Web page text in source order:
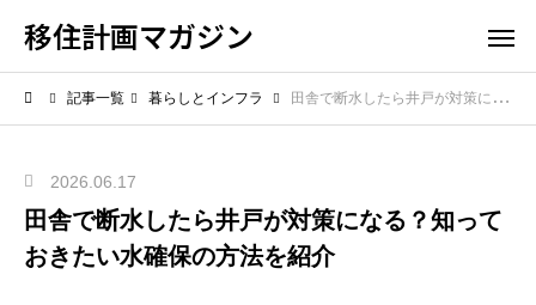
移住計画マガジン
記事一覧 暮らしとインフラ 田舎で断水したら井戸が対策になる？知っておきたい水確保の方法を紹介
2026.06.17
田舎で断水したら井戸が対策になる？知って
おきたい水確保の方法を紹介